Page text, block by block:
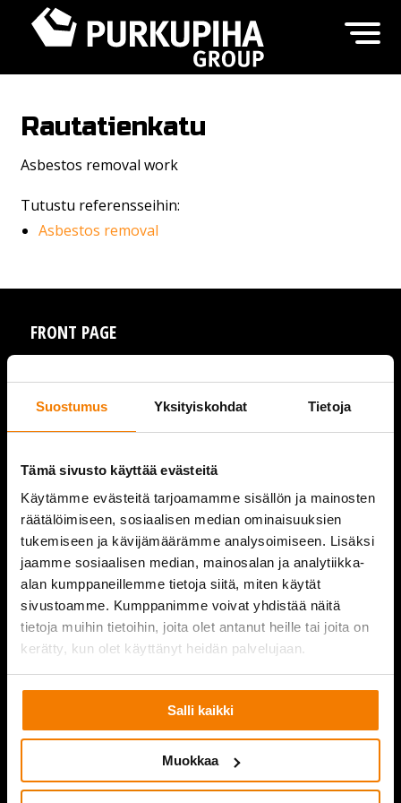
Suostumus Yksityiskohdat Tietoja
Tämä sivusto käyttää evästeitä
Käytämme evästeitä tarjoamamme sisällön ja mainosten
räätälöimiseen, sosiaalisen median ominaisuuksien
tukemiseen ja kävijämäärämme analysoimiseen. Lisäksi
jaamme sosiaalisen median, mainosalan ja analytiikka-
alan kumppaneillemme tietoja siitä, miten käytät
sivustoamme. Kumppanimme voivat yhdistää näitä
tietoja muihin tietoihin, joita olet antanut heille tai joita on
kerätty, kun olet käyttänyt heidän palvelujaan.
Salli kaikki
Muokkaa
Rautatienkatu
Asbestos removal work
Tutustu referensseihin:
Asbestos removal
FRONT PAGE
SERVICES
REFERENCES
COMPANY
CONTACT INFORMATION
PURKUPIHA